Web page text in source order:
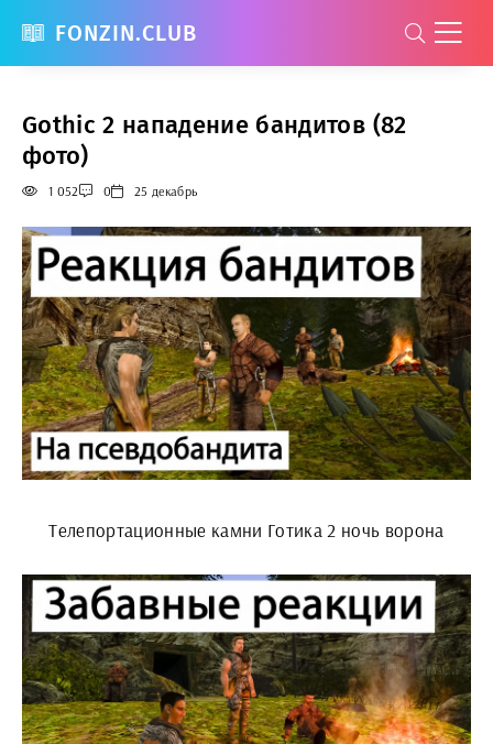
FONZIN.CLUB
Gothic 2 нападение бандитов (82
фото)
1 052 0 25 декабрь
Телепортационные камни Готика 2 ночь ворона